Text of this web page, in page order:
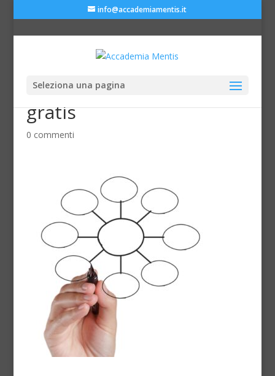
info@accademiamentis.it
Seleziona una pagina
tecniche-di-memoria-
gratis
0 commenti